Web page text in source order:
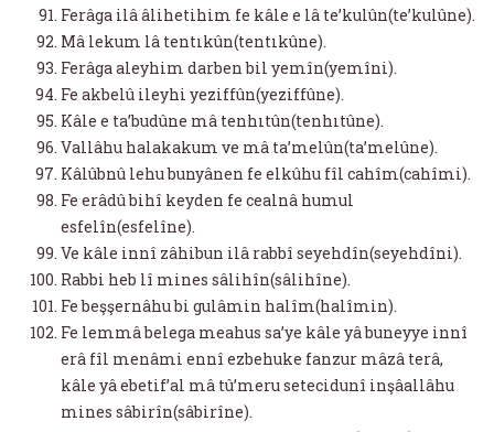
Ferâga ilâ âlihetihim fe kâle e lâ te’kulûn(te’kulûne).
Mâ lekum lâ tentıkûn(tentıkûne).
Ferâga aleyhim darben bil yemîn(yemîni).
Fe akbelû ileyhi yeziffûn(yeziffûne).
Kâle e ta’budûne mâ tenhıtûn(tenhıtûne).
Vallâhu halakakum ve mâ ta’melûn(ta’melûne).
Kâlûbnû lehu bunyânen fe elkûhu fîl cahîm(cahîmi).
Fe erâdû bihî keyden fe cealnâ humul
esfelîn(esfelîne).
Ve kâle innî zâhibun ilâ rabbî seyehdîn(seyehdîni).
Rabbi heb lî mines sâlihîn(sâlihîne).
Fe beşşernâhu bi gulâmin halîm(halîmin).
Fe lemmâ belega meahus sa’ye kâle yâ buneyye innî
erâ fîl menâmi ennî ezbehuke fanzur mâzâ terâ,
kâle yâ ebetif’al mâ tû’meru setecidunî inşâallâhu
mines sâbirîn(sâbirîne).